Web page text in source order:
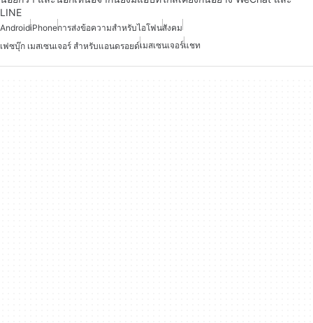
LINE
AndroidiPhoneการส่งข้อความสำหรับไอโฟนสังคม
เฟซบุ๊ก เมสเซนเจอร์ สำหรับแอนดรอยด์เมสเซนเจอร์แชท